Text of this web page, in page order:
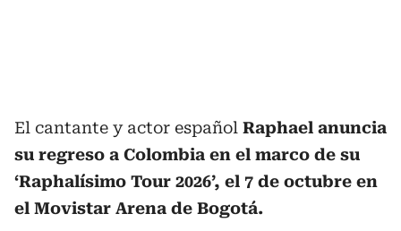
El cantante y actor español Raphael anuncia
su regreso a Colombia en el marco de su
‘Raphalísimo Tour 2026’, el 7 de octubre en
el Movistar Arena de Bogotá.